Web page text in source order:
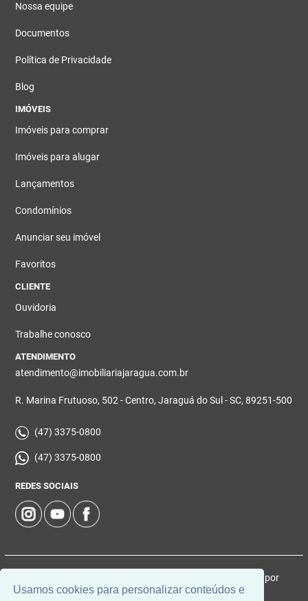
Usamos cookies para personalizar conteúdos e
Nossa equipe
Documentos
Política de Privacidade
Blog
IMÓVEIS
Imóveis para comprar
Imóveis para alugar
Lançamentos
Condomínios
Anunciar seu imóvel
Favoritos
CLIENTE
Ouvidoria
Trabalhe conosco
ATENDIMENTO
atendimento@imobiliariajaragua.com.br
R. Marina Frutuoso, 502 - Centro, Jaraguá do Sul - SC, 89251-500
(47) 3375-0800
(47) 3375-0800
REDES SOCIAIS
© 2026 | Imobiliária Jaraguá | CRECI: 5224-J | Desenvolvido por
Universal Software.